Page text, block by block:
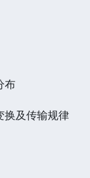
布
及传输规律